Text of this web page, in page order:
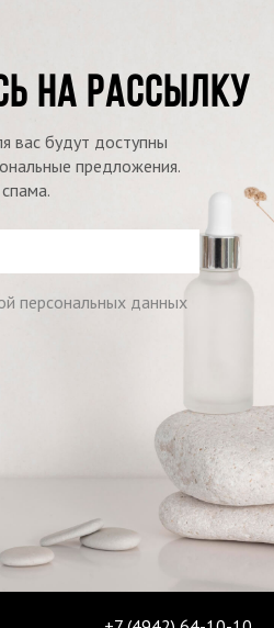
НА РАССЫЛКУ
вас будут доступны
предложения.
персональных данных